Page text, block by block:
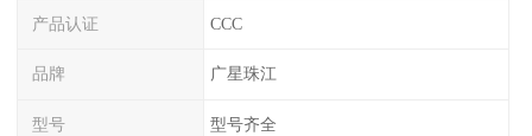
产品认证 CCC
品牌 广星珠江
型号 型号齐全